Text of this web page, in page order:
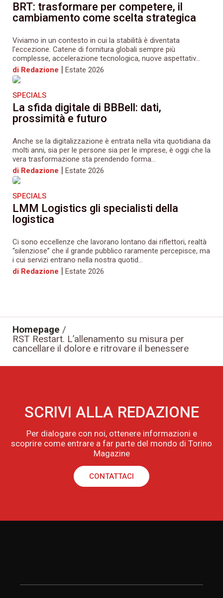
BRT: trasformare per competere, il
cambiamento come scelta strategica
Viviamo in un contesto in cui la stabilità è diventata
l’eccezione. Catene di fornitura globali sempre più
complesse, accelerazione tecnologica, nuove aspettativ...
di Redazione | Estate 2026
SPECIALS
La sfida digitale di BBBell: dati,
prossimità e futuro
Anche se la digitalizzazione è entrata nella vita quotidiana da
molti anni, sia per le persone sia per le imprese, è oggi che la
vera trasformazione sta prendendo forma...
di Redazione | Estate 2026
SPECIALS
LMM Logistics gli specialisti della
logistica
Ci sono eccellenze che lavorano lontano dai riflettori, realtà
“silenziose” che il grande pubblico raramente percepisce, ma
i cui servizi entrano nella nostra quotid...
di Redazione | Estate 2026
Homepage /
RST Restart. L’allenamento su misura per
cancellare il dolore e ritrovare il benessere
SCRIVI ALLA REDAZIONE
Per dialogare con noi, ottenere informazioni e
scoprire come entrare a far parte del mondo di Torino
Magazine
CONTATTACI